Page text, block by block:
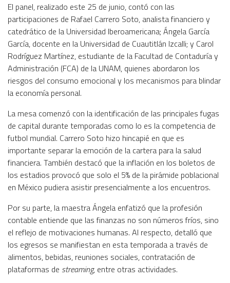
El panel, realizado este 25 de junio, contó con las
participaciones de Rafael Carrero Soto, analista financiero y
catedrático de la Universidad Iberoamericana; Ángela García
García, docente en la Universidad de Cuautitlán Izcalli; y Carol
Rodríguez Martínez, estudiante de la Facultad de Contaduría y
Administración (FCA) de la UNAM, quienes abordaron los
riesgos del consumo emocional y los mecanismos para blindar
la economía personal.
La mesa comenzó con la identificación de las principales fugas
de capital durante temporadas como lo es la competencia de
futbol mundial. Carrero Soto hizo hincapié en que es
importante separar la emoción de la cartera para la salud
financiera. También destacó que la inflación en los boletos de
los estadios provocó que solo el 5% de la pirámide poblacional
en México pudiera asistir presencialmente a los encuentros.
Por su parte, la maestra Ángela enfatizó que la profesión
contable entiende que las finanzas no son números fríos, sino
el reflejo de motivaciones humanas. Al respecto, detalló que
los egresos se manifiestan en esta temporada a través de
alimentos, bebidas, reuniones sociales, contratación de
plataformas de streaming, entre otras actividades.